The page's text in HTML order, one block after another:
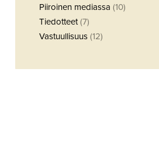
Piiroinen mediassa (10)
Tiedotteet(7)
Vastuullisuus (12)